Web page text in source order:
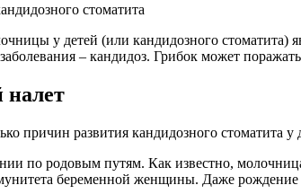
стоматита
у детей (или кандидозного
– кандидоз. Грибок может
налет
причин развития кандидозного стоматита у
по родовым путям. Как известно,
беременной женщины. Даже рождение